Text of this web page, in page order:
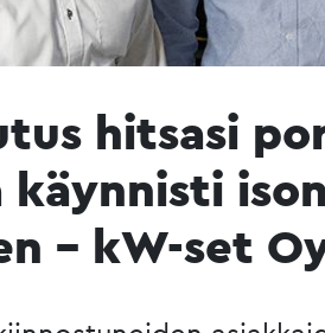
hitsasi
ison
– kW-set